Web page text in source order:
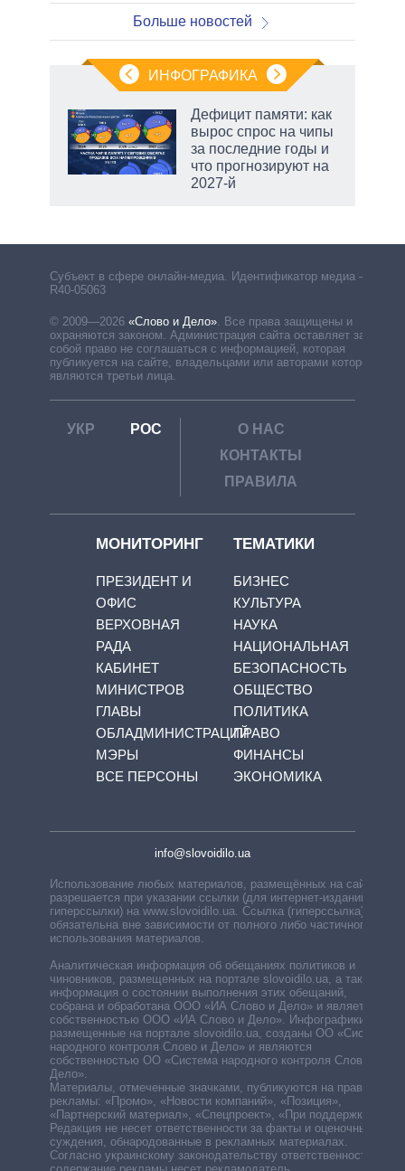
Больше новостей
ИНФОГРАФИКА
Дефицит памяти: как
вырос спрос на чипы
за последние годы и
что прогнозируют на
2027-й
Субъект в сфере онлайн-медиа. Идентификатор медиа –
R40-05063
© 2009—2026 «Слово и Дело» Все права защищены и
охраняются законом. Администрация сайта оставляет за
собой право не соглашаться с информацией, которая
публикуется на сайте, владельцами или авторами которой
являются третьи лица.
УКР РОС
О НАС
КОНТАКТЫ
ПРАВИЛА
МОНИТОРИНГ
ПРЕЗИДЕНТ И
ОФИС
ВЕРХОВНАЯ
РАДА
КАБИНЕТ
МИНИСТРОВ
ГЛАВЫ
ОБЛАДМИНИСТРАЦИЙ
МЭРЫ
ВСЕ ПЕРСОНЫ
ТЕМАТИКИ
БИЗНЕС
КУЛЬТУРА
НАУКА
НАЦИОНАЛЬНАЯ
БЕЗОПАСНОСТЬ
ОБЩЕСТВО
ПОЛИТИКА
ПРАВО
ФИНАНСЫ
ЭКОНОМИКА
info@slovoidilo.ua
Использование любых материалов, размещённых на сайте,
разрешается при указании ссылки (для интернет-изданий —
гиперссылки) на www.slovoidilo.ua. Ссылка (гиперссылка)
обязательна вне зависимости от полного либо частичного
использования материалов.
Аналитическая информация об обещаниях политиков и
чиновников, размещенных на портале slovoidilo.ua, а также
информация о состоянии выполнения этих обещаний,
собрана и обработана ООО «ИА Слово и Дело» и является
собственностью ООО «ИА Слово и Дело». Инфографики,
размещенные на портале slovoidilo.ua, созданы ОО «Система
народного контроля Слово и Дело» и являются
собственностью ОО «Система народного контроля Слово и
Дело».
Материалы, отмеченные значками, публикуются на правах
рекламы: «Промо», «Новости компаний», «Позиция»,
«Партнерский материал», «Спецпроект», «При поддержке».
Редакция не несет ответственности за факты и оценочные
суждения, обнародованные в рекламных материалах.
Согласно украинскому законодательству ответственность за